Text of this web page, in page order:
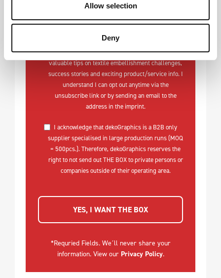
Allow selection
Deny
I want to receive updates every two weeks with
valuable tips on textile embellishment challenges,
success stories and exciting product/service info. I
understand I can opt out anytime via the
unsubscribe link or by sending an email to the
address in the imprint.
I acknowledge that dekoGraphics is a B2B only
supplier specialised in large production runs (MOQ
= 500pcs.). Therefore, dekoGraphics reserves the
right to not send out THE BOX to private persons or
companies outside of their operating area.
YES, I WANT THE BOX
*Requried Fields. We´ll never share your
information. View our Privacy Policy.